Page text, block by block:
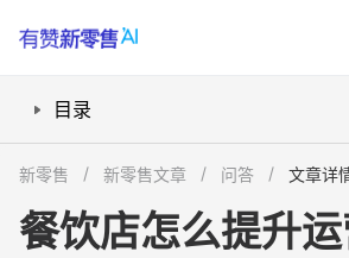
目录
活动推广和精准推送怎么自动化搞定？
新零售 新零售文章 问答 文章详
餐饮店怎么提升